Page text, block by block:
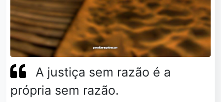
A justiça sem razão é a
própria sem razão.